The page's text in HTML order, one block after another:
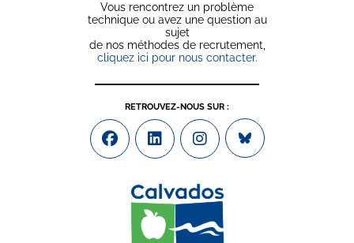
Vous rencontrez un problème
technique ou avez une question au
sujet
de nos méthodes de recrutement,
cliquez ici pour nous contacter.
RETROUVEZ-NOUS SUR :